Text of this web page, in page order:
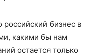
российский бизнес в
какими бы нам
остается только